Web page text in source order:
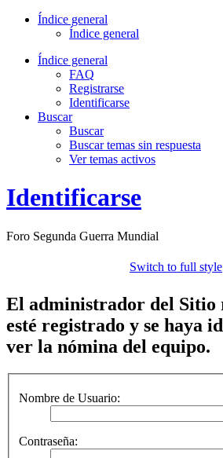
Índice general
Índice general
Índice general
FAQ
Registrarse
Identificarse
Buscar
Buscar
Buscar temas sin respuesta
Ver temas activos
Identificarse
Foro Segunda Guerra Mundial
Switch to full style
El administrador del Sitio
esté registrado y se haya
ver la nómina del equipo.
Nombre de Usuario:
Contraseña: